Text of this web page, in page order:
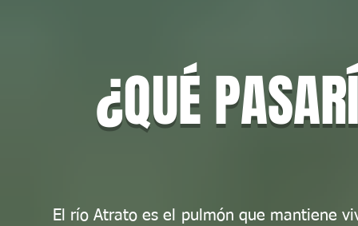
¿QUÉ
El río Atrato es el pulmón que mantiene